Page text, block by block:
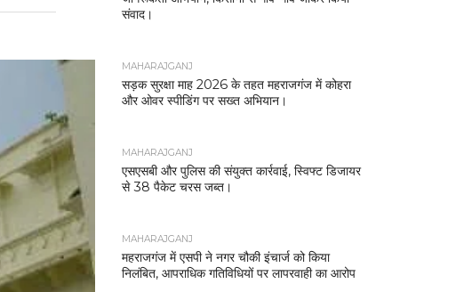
संवाद।
MAHARAJGANJ
सड़क सुरक्षा माह 2026 के तहत महराजगंज में कोहरा
और ओवर स्पीडिंग पर सख्त अभियान।
MAHARAJGANJ
एसएसबी और पुलिस की संयुक्त कार्रवाई, स्विफ्ट डिजायर
से 38 पैकेट चरस जब्त।
MAHARAJGANJ
महराजगंज में एसपी ने नगर चौकी इंचार्ज को किया
निलंबित, आपराधिक गतिविधियों पर लापरवाही का आरोप